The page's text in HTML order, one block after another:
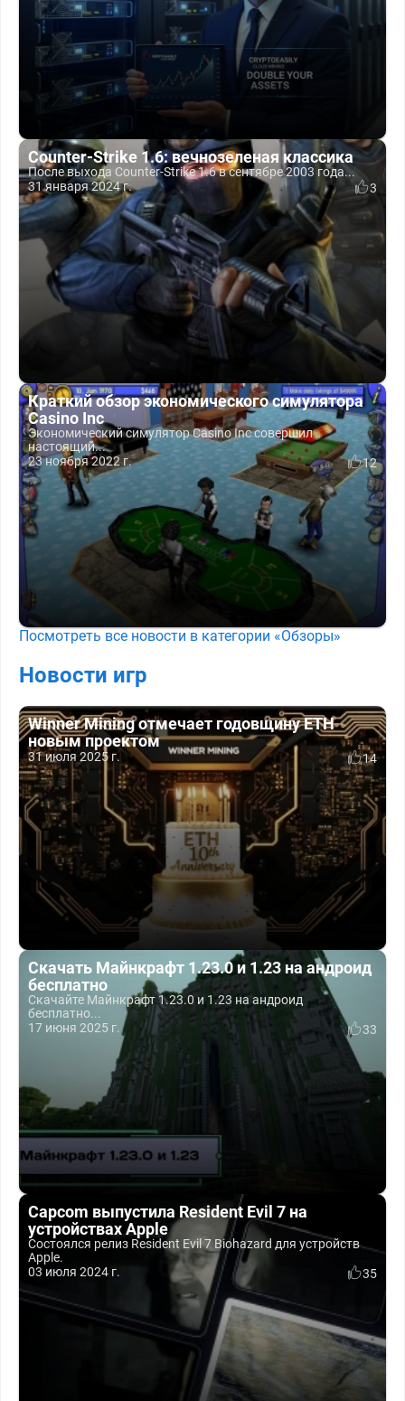
Counter-Strike 1.6: вечнозеленая классика
После выхода Counter-Strike 1.6 в сентябре 2003 года...
31 января 2024 г.
3
Краткий обзор экономического симулятора
Casino Inc
Экономический симулятор Casino Inc совершил
настоящий...
23 ноября 2022 г.
12
Посмотреть все новости в категории «Обзоры»
Новости игр
Winner Mining отмечает годовщину ETH
новым проектом
31 июля 2025 г. 14
Скачать Майнкрафт 1.23.0 и 1.23 на андроид
бесплатно
Скачайте Майнкрафт 1.23.0 и 1.23 на андроид
бесплатно...
17 июня 2025 г.
33
Capcom выпустила Resident Evil 7 на
устройствах Apple
Состоялся релиз Resident Evil 7 Biohazard для устройств
Apple.
03 июля 2024 г.
35